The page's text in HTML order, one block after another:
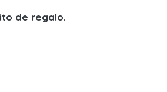
de regalo.